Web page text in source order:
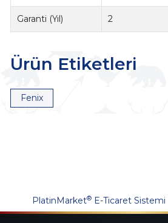
Garanti (Yıl) 2
Ürün Etiketleri
Fenix
PlatinMarket® E-Ticaret Sistemi